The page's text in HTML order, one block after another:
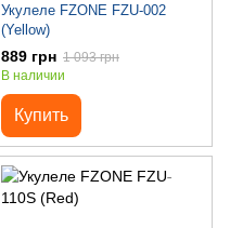
Укулеле FZONE FZU-002
(Yellow)
889 грн 1 093 грн
В наличии
Купить